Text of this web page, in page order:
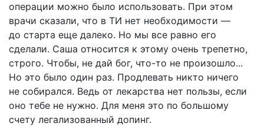
операции можно было использовать. При этом
врачи сказали, что в ТИ нет необходимости —
до старта еще далеко. Но мы все равно его
сделали. Саша относится к этому очень трепетно,
строго. Чтобы, не дай бог, что-то не произошло...
Но это было один раз. Продлевать никто ничего
не собирался. Ведь от лекарства нет пользы, если
оно тебе не нужно. Для меня это по большому
счету легализованный допинг.